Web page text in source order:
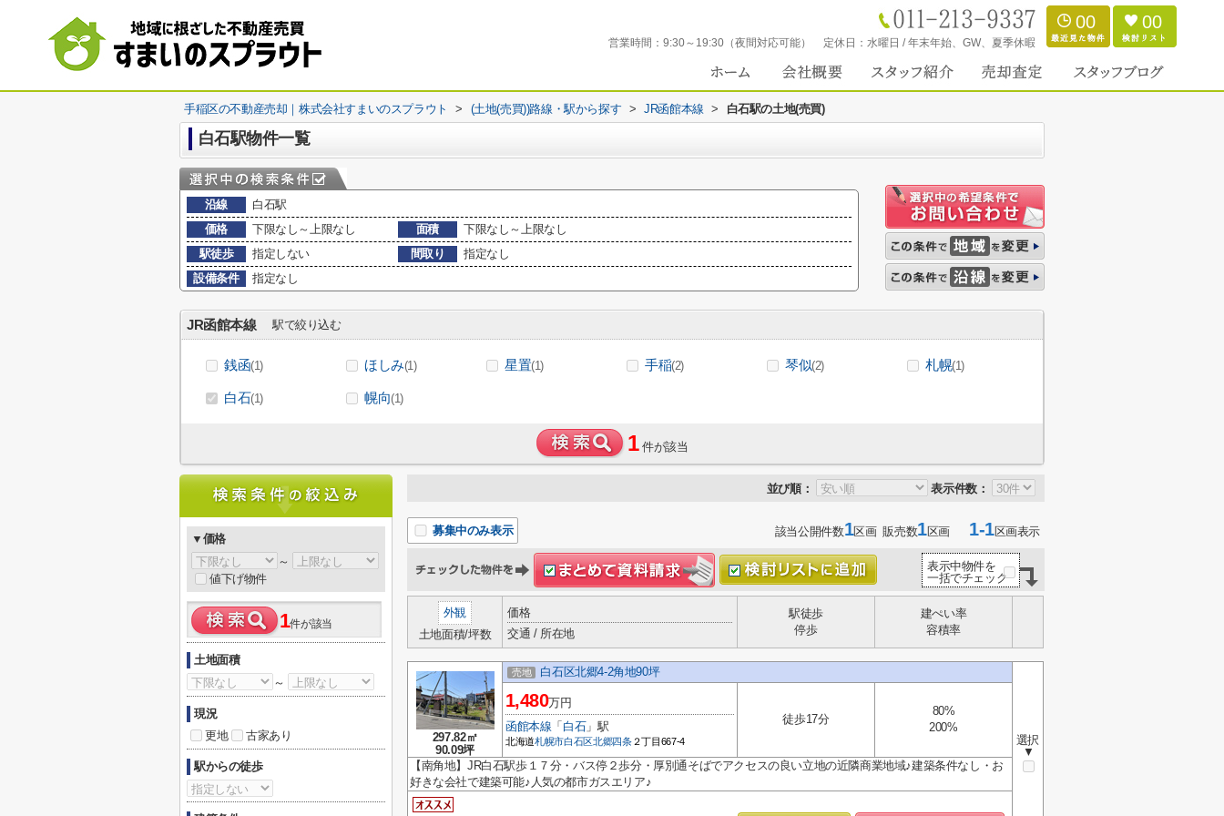
営業時間： 9:30～19:30（夜間対応可能） 定休日： 水曜日 / 年末年始、GW、夏季休暇
00 00
手稲区の不動産売却｜株式会社すまいのスプラウト > (土地(売買))路線・駅から探す > JR函館本線 > 白石駅の土地(売買)
白石駅物件一覧
沿線
白石駅
価格
下限なし～上限なし 面積
下限なし～上限なし
駅徒歩
指定しない 間取り
指定なし
設備条件
指定なし
JR函館本線 駅で絞り込む
銭函(1) ほしみ(1) 星置(1) 手稲(2) 琴似(2) 札幌(1)
白石(1) 幌向(1)
1 件が該当
並び順： 表示件数：
募集中のみ表示 該当公開件数1区画 販売数1区画1-1区画表示
表示中物件を
一括でチェック
外観
土地面積/坪数
価格
交通 / 所在地
駅徒歩
停歩
建ぺい率
容積率
297.82㎡
90.09坪
売地 白石区北郷4-2角地90坪
選択
▼
1,480万円
函館本線 「 白石」駅
北海道札幌市白石区北郷四条２丁目667-4
徒歩17分
80%
200%
【南角地】JR白石駅歩１７分・バス停２歩分・厚別通そばでアクセスの良い立地の近隣商業地域♪建築条件なし・お
好きな会社で建築可能♪人気の都市ガスエリア♪
▼価格
～
値下げ物件
1件が該当
土地面積
～
現況
更地
古家あり
駅からの徒歩